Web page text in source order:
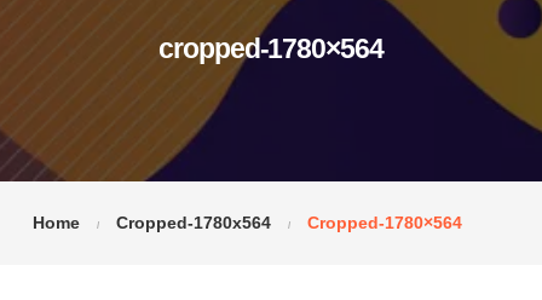
cropped-1780×564
Home Cropped-1780x564 Cropped-1780×564